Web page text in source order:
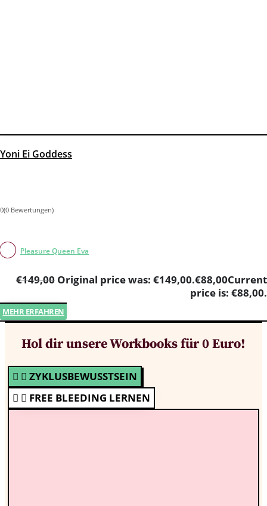
Yoni Ei Goddess
0(0 Bewertungen)
Pleasure Queen Eva
€149,00 Original price was: €149,00.€88,00Current
price is: €88,00.
MEHR ERFAHREN
Hol dir unsere Workbooks für 0 Euro!
ZYKLUSBEWUSSTSEIN
FREE BLEEDING LERNEN